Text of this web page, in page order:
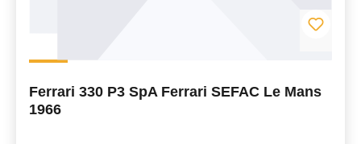
Ferrari 330 P3 SpA Ferrari SEFAC Le Mans
1966